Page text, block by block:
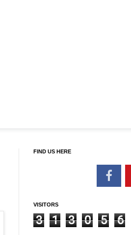
FIND US HERE
VISITORS
3 1 3 0 5 6